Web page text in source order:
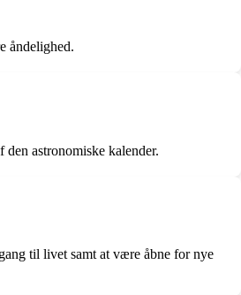
åndelighed.
astronomiske kalender.
til livet samt at være åbne for nye